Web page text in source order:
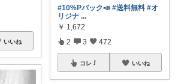
いいね
#10%Pバック📣 #送料無料 #オ
リジナ ...
￥ 1,672
2 3 472
コレ いいね